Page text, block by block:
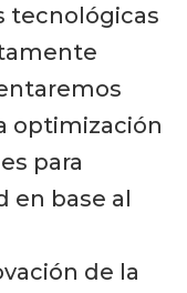
tecnológicas
optimización
para
en base al
de la